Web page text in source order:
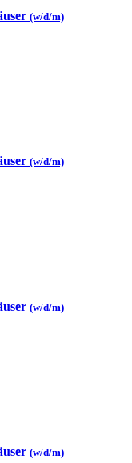
(w/d/m)
(w/d/m)
(w/d/m)
(w/d/m)